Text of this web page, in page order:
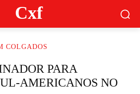
Cxf
COLGADOS
PARA
AMERICANOS NO